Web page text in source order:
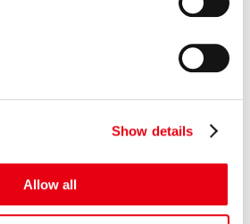
Show details
Allow all
会社情報を見る